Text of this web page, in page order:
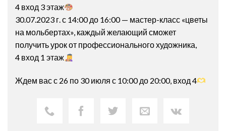
4 вход 3 этаж
30.07.2023 г. с 14:00 до 16:00 — мастер-класс «цветы
на мольбертах», каждый желающий сможет
получить урок от профессионального художника,
4 вход 1 этаж
Ждем вас с 26 по 30 июля с 10:00 до 20:00, вход 4